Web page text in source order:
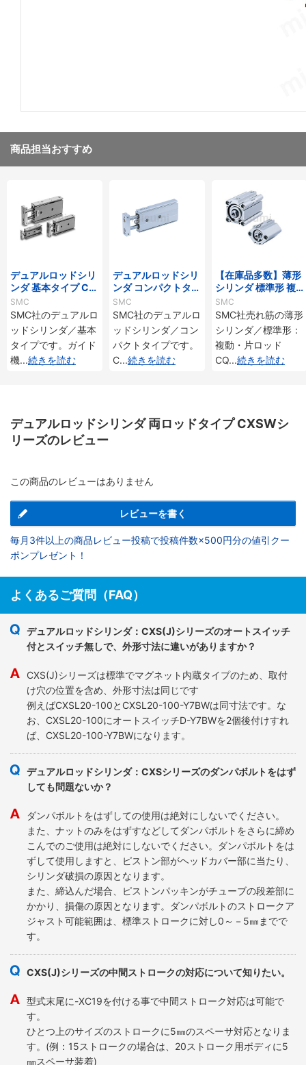
商品担当おすすめ
デュアルロッドシリ
ンダ 基本タイプ CX
Sシリーズ
SMC
SMC社のデュアルロ
ッドシリンダ／基本
タイプです。ガイド
機...続きを読む
デュアルロッドシリ
ンダ コンパクトタイ
プ CXSJシリーズ
SMC
SMC社のデュアルロ
ッドシリンダ／コン
パクトタイプです。
C...続きを読む
【在庫品多数】薄形
シリンダ 標準形 複
動・片ロッド CQ2
シリーズ
SMC
SMC社売れ筋の薄形
シリンダ／標準形：
複動・片ロッド
CQ...続きを読む
デュアルロッドシリンダ 両ロッドタイプ CXSWシ
リーズのレビュー
この商品のレビューはありません
レビューを書く
毎月3件以上の商品レビュー投稿で投稿件数×500円分の値引クー
ポンプレゼント！
よくあるご質問（FAQ）
デュアルロッドシリンダ：CXS(J)シリーズのオートスイッチ
付とスイッチ無しで、外形寸法に違いがありますか？
CXS(J)シリーズは標準でマグネット内蔵タイプのため、取付
け穴の位置を含め、外形寸法は同じです
例えばCXSL20-100とCXSL20-100-Y7BWは同寸法です。な
お、CXSL20-100にオートスイッチD-Y7BWを2個後付けすれ
ば、CXSL20-100-Y7BWになります。
デュアルロッドシリンダ：CXSシリーズのダンパボルトをはず
しても問題ないか？
ダンパボルトをはずしての使用は絶対にしないでください。
また、ナットのみをはずすなどしてダンパボルトをさらに締め
こんでのご使用は絶対にしないでください。ダンパボルトをは
ずして使用しますと、ピストン部がヘッドカバー部に当たり、
シリンダ破損の原因となります。
また、締込んだ場合、ピストンパッキンがチューブの段差部に
かかり、損傷の原因となります。ダンパボルトのストロークア
ジャスト可能範囲は、標準ストロークに対し0～－5㎜までで
す。
CXS(J)シリーズの中間ストロークの対応について知りたい。
型式末尾に-XC19を付ける事で中間ストローク対応は可能で
す。
ひとつ上のサイズのストロークに5㎜のスペーサ対応となりま
す。(例：15ストロークの場合は、20ストローク用ボディに5
㎜スペーサ装着)